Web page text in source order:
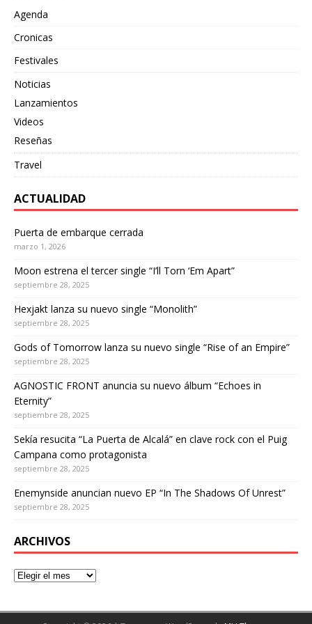
Agenda
Cronicas
Festivales
Noticias
Lanzamientos
Videos
Reseñas
Travel
ACTUALIDAD
Puerta de embarque cerrada
marzo 1, 2026
Moon estrena el tercer single “I’ll Torn ‘Em Apart”
septiembre 28, 2025
Hexjakt lanza su nuevo single “Monolith”
septiembre 28, 2025
Gods of Tomorrow lanza su nuevo single “Rise of an Empire”
septiembre 28, 2025
AGNOSTIC FRONT anuncia su nuevo álbum “Echoes in
Eternity”
septiembre 28, 2025
Sekía resucita “La Puerta de Alcalá” en clave rock con el Puig
Campana como protagonista
septiembre 28, 2025
Enemynside anuncian nuevo EP “In The Shadows Of Unrest”
septiembre 28, 2025
ARCHIVOS